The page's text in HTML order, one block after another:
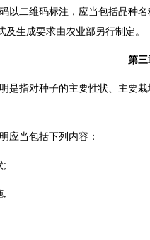
二维码标注，应当包括品种名
及生成要求由农业部另行制定。
第三
指对种子的主要性状、主要栽
当包括下列内容：
;
;